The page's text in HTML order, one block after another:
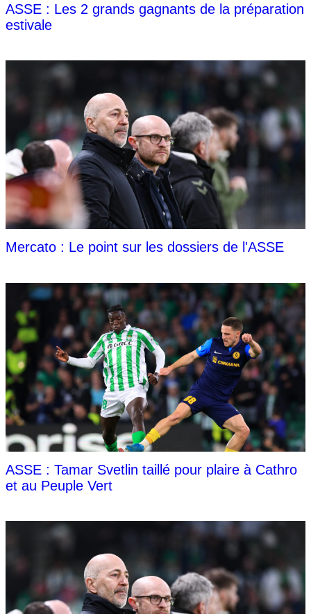
ASSE : Les 2 grands gagnants de la préparation
estivale
Mercato : Le point sur les dossiers de l'ASSE
ASSE : Tamar Svetlin taillé pour plaire à Cathro
et au Peuple Vert